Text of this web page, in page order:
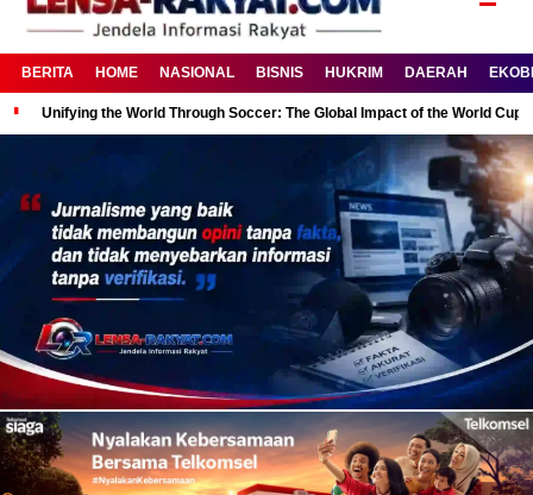
BERITA HOME NASIONAL BISNIS HUKRIM DAERAH
Unifying the World Through Soccer: The Global Impact of the World Cup